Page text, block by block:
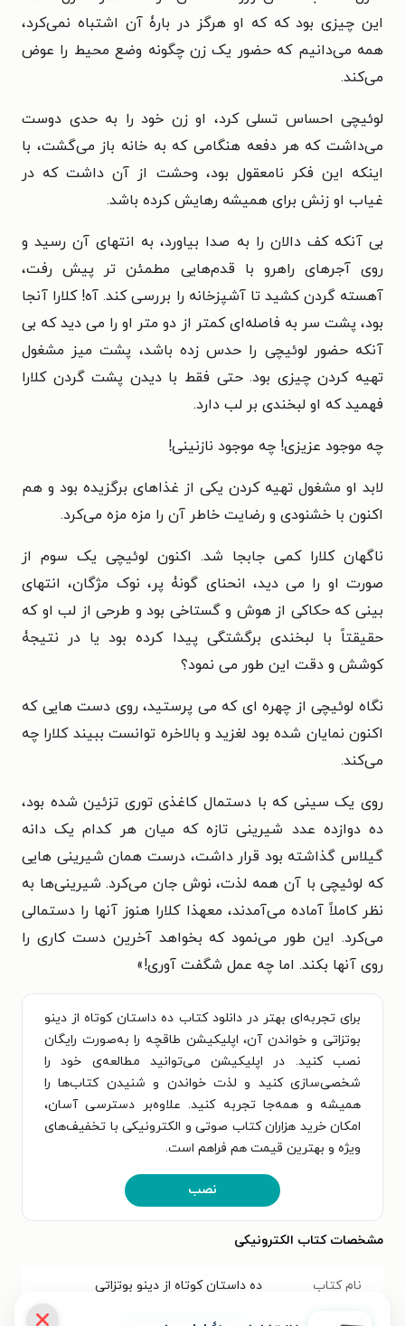
این چیزی بود که که او هرگز در بارۀ آن اشتباه نمی‌کرد،
همه می‌دانیم که حضور یک زن چگونه وضع محیط را عوض
می‌کند.
لوئیچی احساس تسلی کرد، او زن خود را به حدی دوست
می‌داشت که هر دفعه هنگامی که به خانه باز می‌گشت، با
اینکه این فکر نامعقول بود، وحشت از آن داشت که در
غیاب او زنش برای همیشه رهایش کرده باشد.
بی آنکه کف دالان را به صدا بیاورد، به انتهای آن رسید و
روی آجرهای راهرو با قدم‌هایی مطمئن تر پیش رفت،
آهسته گردن کشید تا آشپزخانه را بررسی کند. آه! کلارا آنجا
بود، پشت سر به فاصله‌ای کمتر از دو متر او را می دید که بی
آنکه حضور لوئیچی را حدس زده باشد، پشت میز مشغول
تهیه کردن چیزی بود. حتی فقط با دیدن پشت گردن کلارا
فهمید که او لبخندی بر لب دارد.
چه موجود عزیزی! چه موجود نازنینی!
لابد او مشغول تهیه کردن یکی از غذاهای برگزیده بود و هم
اکنون با خشنودی و رضایت خاطر آن را مزه مزه می‌کرد.
ناگهان کلارا کمی جابجا شد. اکنون لوئیچی یک سوم از
صورت او را می دید، انحنای گونۀ پر، نوک مژگان، انتهای
بینی که حکاکی از هوش و گستاخی بود و طرحی از لب او که
حقیقتاً با لبخندی برگشتگی پیدا کرده بود یا در نتیجۀ
کوشش و دقت این طور می نمود؟
نگاه لوئیچی از چهره ای که می پرستید، روی دست هایی که
اکنون نمایان شده بود لغزید و بالاخره توانست ببیند کلارا چه
می‌کند.
روی یک سینی که با دستمال کاغذی توری تزئین شده بود،
ده دوازده عدد شیرینی تازه که میان هر کدام یک دانه
گیلاس گذاشته بود قرار داشت، درست همان شیرینی هایی
که لوئیچی با آن همه لذت، نوش جان می‌کرد. شیرینی‌ها به
نظر کاملاً آماده می‌آمدند، معهذا کلارا هنوز آنها را دستمالی
می‌کرد. این طور می‌نمود که بخواهد آخرین دست کاری را
روی آنها بکند. اما چه عمل شگفت آوری!»
برای تجربه‌ای بهتر در دانلود کتاب ده داستان کوتاه از دینو
بوتزاتی و خواندن آن، اپلیکیشن طاقچه را به‌صورت رایگان
نصب کنید. در اپلیکیشن می‌توانید مطالعه‌ی خود را
شخصی‌سازی کنید و لذت خواندن و شنیدن کتاب‌ها را
همیشه و همه‌جا تجربه کنید. علاوه‌بر دسترسی آسان،
امکان خرید هزاران کتاب صوتی و الکترونیکی با تخفیف‌های
ویژه و بهترین قیمت هم فراهم است.
نصب
مشخصات کتاب الکترونیکی
نام کتاب ده داستان کوتاه از دینو بوتزاتی